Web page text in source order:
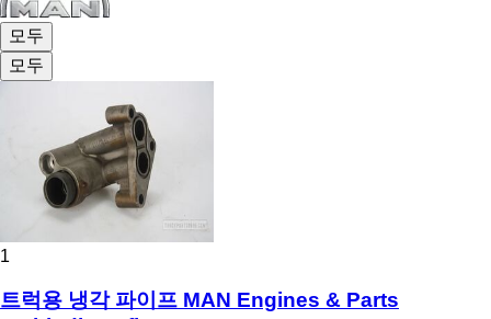
모두
모두
1
트럭용 냉각 파이프 MAN Engines & Parts